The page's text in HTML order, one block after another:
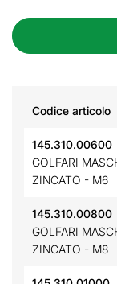
Codice articolo
145.310.00600
GOLFARI
ZINCATO - M6
145.310.00800
GOLFARI
ZINCATO - M8